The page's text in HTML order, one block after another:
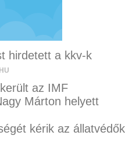
hirdetett a kkv-k
az IMF
Márton helyett
kérik az állatvédők